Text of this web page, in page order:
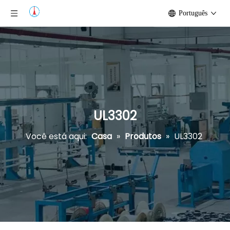
Português
UL3302
Você está aqui: Casa » Produtos » UL3302